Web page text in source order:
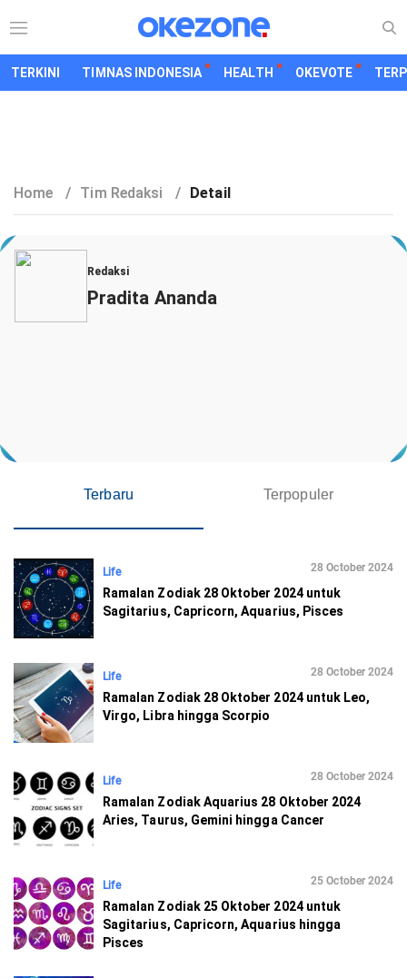
TERKINI TIMNAS INDONESIA HEALTH OKEVOTE
Home / Tim Redaksi / Detail
Redaksi
Pradita Ananda
Terbaru Terpopuler
Life 28 October 2024
Ramalan Zodiak 28 Oktober 2024 untuk
Sagitarius, Capricorn, Aquarius, Pisces
Life 28 October 2024
Ramalan Zodiak 28 Oktober 2024 untuk Leo,
Virgo, Libra hingga Scorpio
Life 28 October 2024
Ramalan Zodiak Aquarius 28 Oktober 2024
Aries, Taurus, Gemini hingga Cancer
Life 25 October 2024
Ramalan Zodiak 25 Oktober 2024 untuk
Sagitarius, Capricorn, Aquarius hingga
Pisces